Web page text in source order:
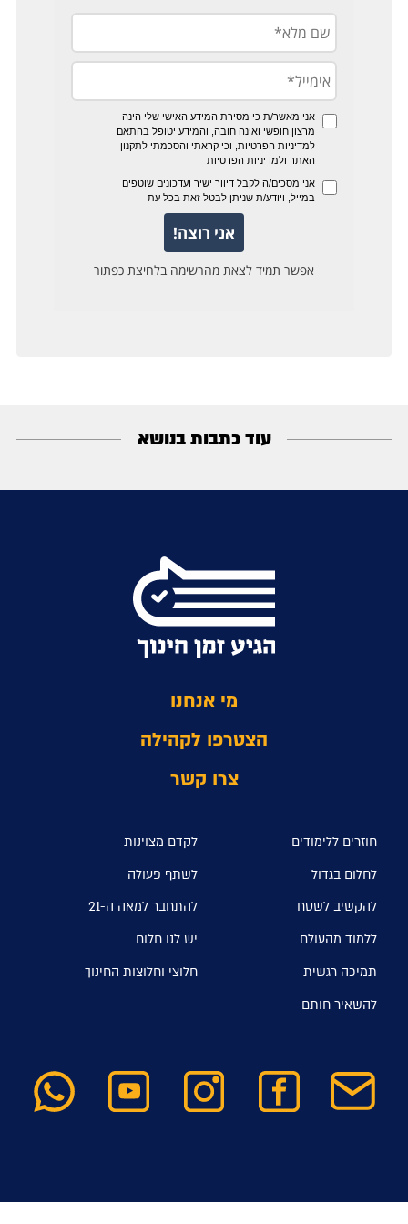
עוד כתבות בנושא
מי אנחנו
הצטרפו לקהילה
צרו קשר
חוזרים ללימודים
לקדם מצוינות
לחלום בגדול
לשתף פעולה
להקשיב לשטח
להתחבר למאה ה-21
ללמוד מהעולם
יש לנו חלום
תמיכה רגשית
חלוצי וחלוצות החינוך
להשאיר חותם